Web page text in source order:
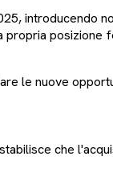
introducendo
posizione
le nuove
che